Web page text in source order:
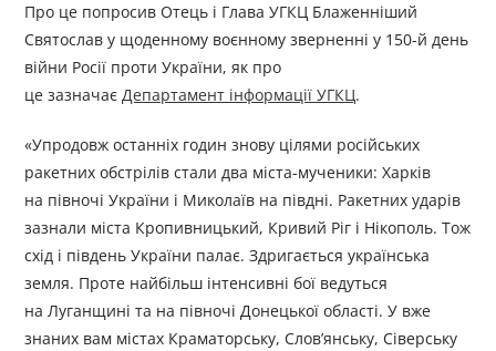
Про це попросив Отець і Глава УГКЦ Блаженніший
Святослав у щоденному воєнному зверненні у 150-й день
війни Росії проти України, як про
це зазначаєДепартамент інформації УГКЦ.
«Упродовж останніх годин знову цілями російських
ракетних обстрілів стали два міста-мученики: Харків
на півночі України і Миколаїв на півдні. Ракетних ударів
зазнали міста Кропивницький, Кривий Ріг і Нікополь. Тож
схід і південь України палає. Здригається українська
земля. Проте найбільш інтенсивні бої ведуться
на Луганщині та на півночі Донецької області. У вже
знаних вам містах Краматорську, Слов’янську, Сіверську